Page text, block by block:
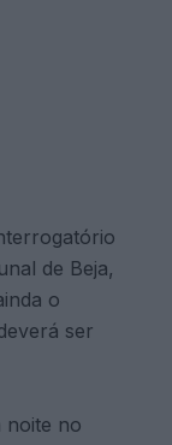
de Beja,
o
ser
noite no